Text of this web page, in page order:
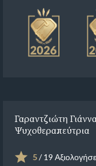
Γαραντζιώτη
Ψυχοθεραπεύτρια
5/ 19